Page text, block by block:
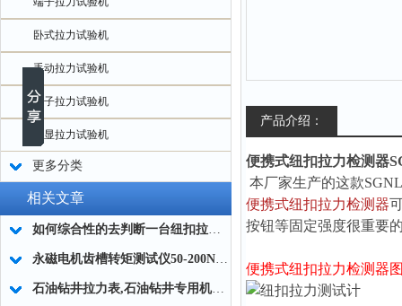
卧式拉力试验机
手动拉力试验机
电子拉力试验机
数显拉力试验机
更多分类
相关文章
如何综合性的去判断一台纽扣拉力试验机质量好坏
永磁电机齿槽转矩测试仪50-200N.m谁家的好
石油钻井拉力表,石油钻井专用机械式拉力表,0-20T石油测力计厂家
产品介绍：
便携式纽扣拉力检测器
本厂家生产的这款SGNL
便携式纽扣拉力检测器
按钮等固定强度很重要
便携式纽扣拉力检测器